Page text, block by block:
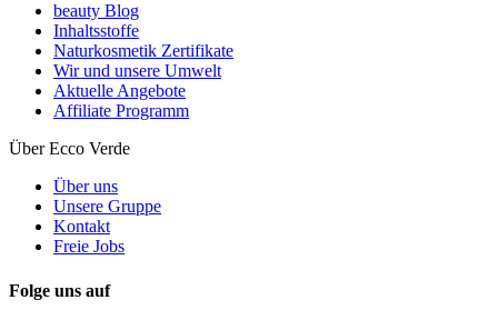
beauty Blog
Inhaltsstoffe
Naturkosmetik Zertifikate
Wir und unsere Umwelt
Aktuelle Angebote
Affiliate Programm
Über Ecco Verde
Über uns
Unsere Gruppe
Kontakt
Freie Jobs
Folge uns auf